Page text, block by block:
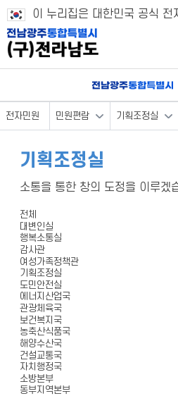
이 누리집은 대한민국 공식 전
전자민원 민원편람 기획조정실
기획조정실
소통을 통한 창의 도정을 이루겠
전체
대변인실
행복소통실
감사관
여성가족정책관
기획조정실
도민안전실
에너지산업국
관광체육국
보건복지국
농축산식품국
해양수산국
건설교통국
자치행정국
소방본부
동부지역본부